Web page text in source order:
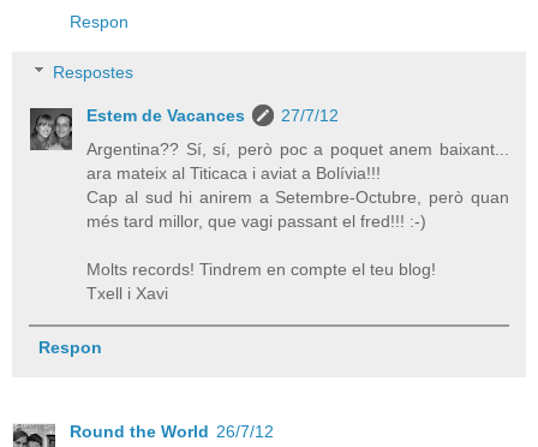
Respon
Respostes
Estem de Vacances
27/7/12
Argentina?? Sí, sí, però poc a poquet anem baixant...
ara mateix al Titicaca i aviat a Bolívia!!!
Cap al sud hi anirem a Setembre-Octubre, però quan
més tard millor, que vagi passant el fred!!! :-)
Molts records! Tindrem en compte el teu blog!
Txell i Xavi
Respon
Round the World 26/7/12